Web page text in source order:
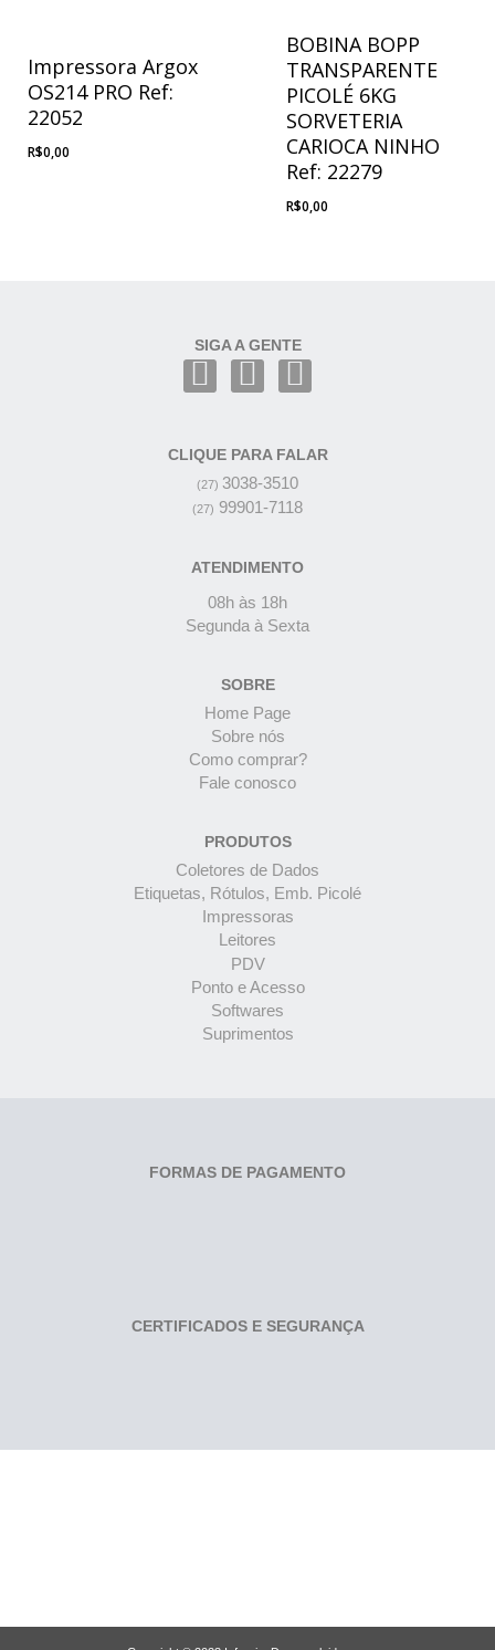
Impressora Argox
OS214 PRO Ref:
22052
R$0,00
BOBINA BOPP
TRANSPARENTE
PICOLÉ 6KG
SORVETERIA
CARIOCA NINHO
Ref: 22279
R$0,00
SIGA A GENTE
CLIQUE PARA FALAR
(27) 3038-3510
(27) 99901-7118
ATENDIMENTO
08h às 18h
Segunda à Sexta
SOBRE
Home Page
Sobre nós
Como comprar?
Fale conosco
PRODUTOS
Coletores de Dados
Etiquetas, Rótulos, Emb. Picolé
Impressoras
Leitores
PDV
Ponto e Acesso
Softwares
Suprimentos
FORMAS DE PAGAMENTO
CERTIFICADOS E SEGURANÇA